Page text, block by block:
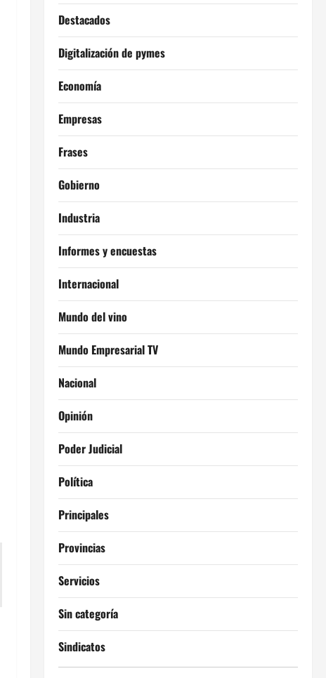
Destacados
Digitalización de pymes
Economía
Empresas
Frases
Gobierno
Industria
Informes y encuestas
Internacional
Mundo del vino
Mundo Empresarial TV
Nacional
Opinión
Poder Judicial
Política
Principales
Provincias
Servicios
Sin categoría
Sindicatos